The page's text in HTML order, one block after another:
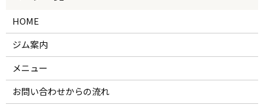
HOME
ジム案内
メニュー
お問い合わせからの流れ